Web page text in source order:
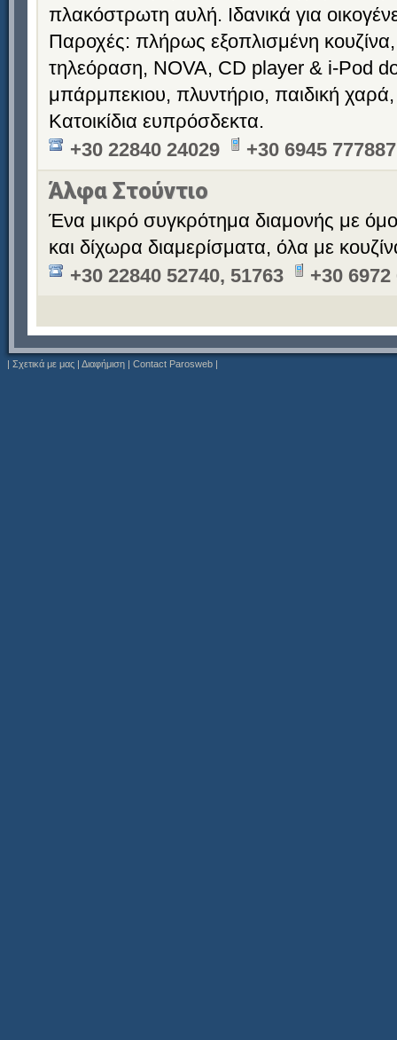
πλακόστρωτη αυλή. Ιδανικά για
Παροχές: πλήρως εξοπλισμένη
τηλεόραση, NOVA, CD player & i-Pod
μπάρμπεκιου, πλυντήριο, παιδική
Κατοικίδια ευπρόσδεκτα.
+30 22840 24029
+30 6945 777887
Άλφα Στούντιο
Ένα μικρό συγκρότημα διαμονής με
και δίχωρα διαμερίσματα, όλα με
+30 22840 52740, 51763
+30 6972
| Σχετικά με μας | Διαφήμιση | Contact Parosweb |